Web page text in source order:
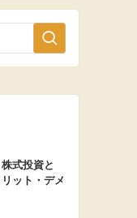
株式投資と
ット・デメ